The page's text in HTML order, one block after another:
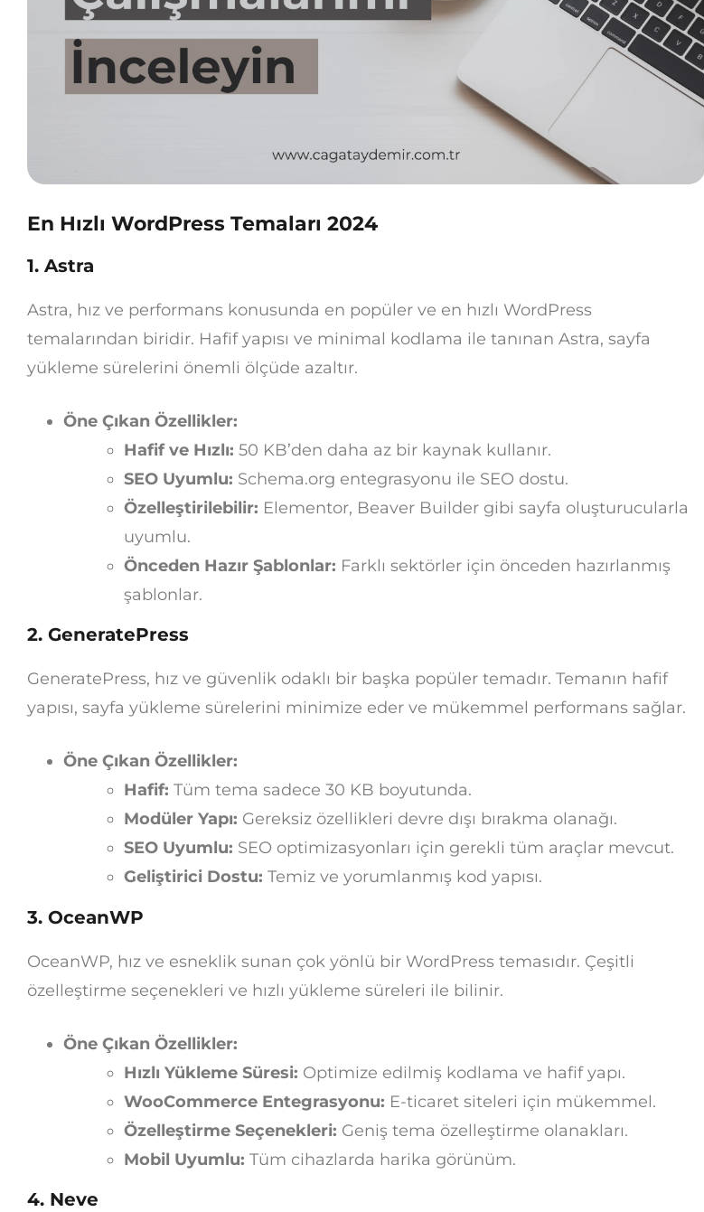
En Hızlı WordPress Temaları 2024
1. Astra
Astra, hız ve performans konusunda en popüler ve en hızlı WordPress
temalarından biridir. Hafif yapısı ve minimal kodlama ile tanınan Astra, sayfa
yükleme sürelerini önemli ölçüde azaltır.
Öne Çıkan Özellikler:
Hafif ve Hızlı: 50 KB’den daha az bir kaynak kullanır.
SEO Uyumlu: Schema.org entegrasyonu ile SEO dostu.
Özelleştirilebilir: Elementor, Beaver Builder gibi sayfa oluşturucularla
uyumlu.
Önceden Hazır Şablonlar: Farklı sektörler için önceden hazırlanmış
şablonlar.
2. GeneratePress
GeneratePress, hız ve güvenlik odaklı bir başka popüler temadır. Temanın hafif
yapısı, sayfa yükleme sürelerini minimize eder ve mükemmel performans sağlar.
Öne Çıkan Özellikler:
Hafif: Tüm tema sadece 30 KB boyutunda.
Modüler Yapı: Gereksiz özellikleri devre dışı bırakma olanağı.
SEO Uyumlu: SEO optimizasyonları için gerekli tüm araçlar mevcut.
Geliştirici Dostu: Temiz ve yorumlanmış kod yapısı.
3. OceanWP
OceanWP, hız ve esneklik sunan çok yönlü bir WordPress temasıdır. Çeşitli
özelleştirme seçenekleri ve hızlı yükleme süreleri ile bilinir.
Öne Çıkan Özellikler:
Hızlı Yükleme Süresi: Optimize edilmiş kodlama ve hafif yapı.
WooCommerce Entegrasyonu: E-ticaret siteleri için mükemmel.
Özelleştirme Seçenekleri: Geniş tema özelleştirme olanakları.
Mobil Uyumlu: Tüm cihazlarda harika görünüm.
4. Neve